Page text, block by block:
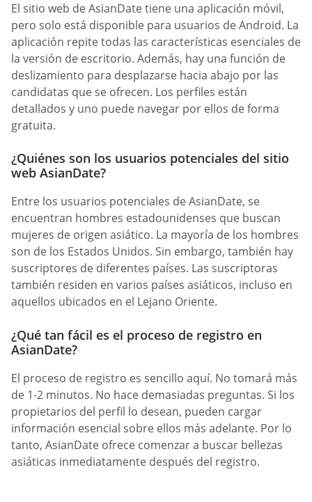
El sitio web de AsianDate tiene una aplicación móvil,
pero solo está disponible para usuarios de Android. La
aplicación repite todas las características esenciales de
la versión de escritorio. Además, hay una función de
deslizamiento para desplazarse hacia abajo por las
candidatas que se ofrecen. Los perfiles están
detallados y uno puede navegar por ellos de forma
gratuita.
¿Quiénes son los usuarios potenciales del sitio
web AsianDate?
Entre los usuarios potenciales de AsianDate, se
encuentran hombres estadounidenses que buscan
mujeres de origen asiático. La mayoría de los hombres
son de los Estados Unidos. Sin embargo, también hay
suscriptores de diferentes países. Las suscriptoras
también residen en varios países asiáticos, incluso en
aquellos ubicados en el Lejano Oriente.
¿Qué tan fácil es el proceso de registro en
AsianDate?
El proceso de registro es sencillo aquí. No tomará más
de 1-2 minutos. No hace demasiadas preguntas. Si los
propietarios del perfil lo desean, pueden cargar
información esencial sobre ellos más adelante. Por lo
tanto, AsianDate ofrece comenzar a buscar bellezas
asiáticas inmediatamente después del registro.